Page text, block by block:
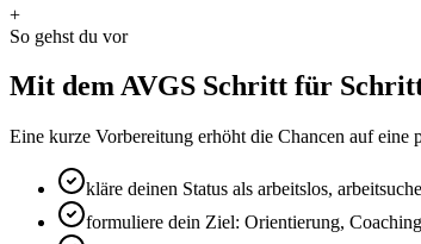
+
So gehst du vor
Mit dem AVGS Schritt für
Eine kurze Vorbereitung erhöht die Chancen auf eine
kläre deinen Status als arbeitslos,
formuliere dein Ziel: Orientierung,